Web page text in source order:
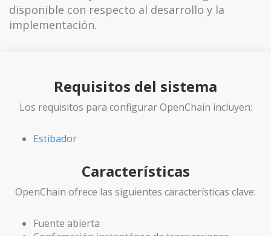
disponible con respecto al desarrollo y la
implementación.
Requisitos del sistema
Los requisitos para configurar OpenChain incluyen:
Estibador
Características
OpenChain ofrece las siguientes características clave:
Fuente abierta